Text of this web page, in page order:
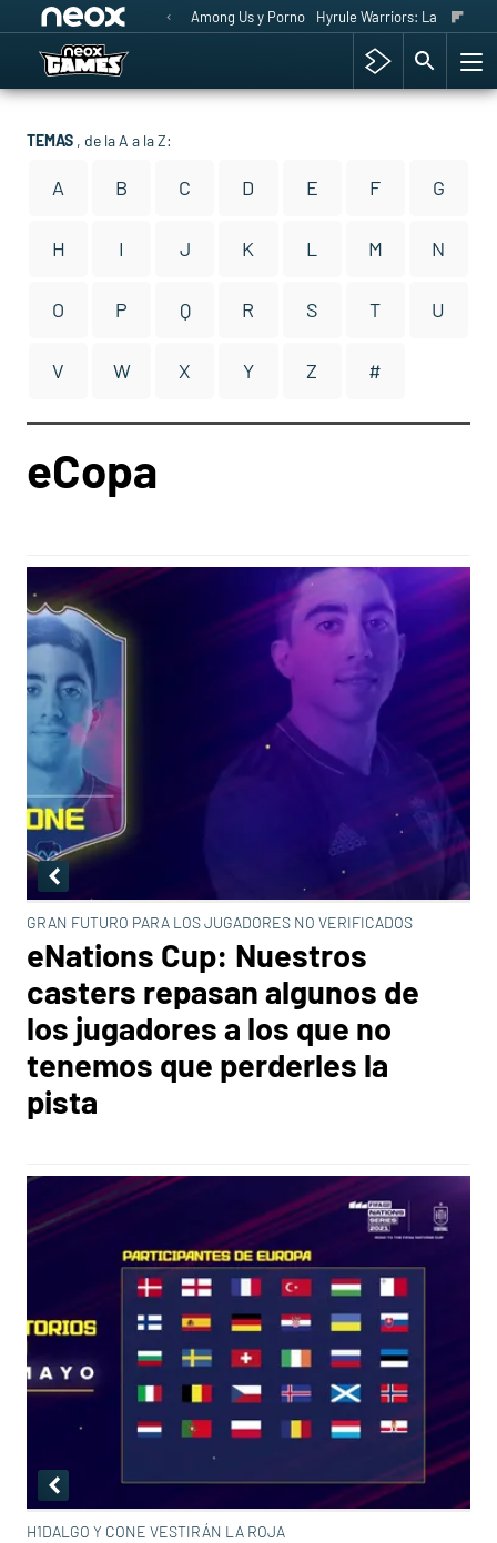
Among Us y Porno Hyrule Warriors: La Era del
TEMAS , de la A a la Z:
A B C D E F G
H I J K L M N
O P Q R S T U
V W X Y Z #
eCopa
GRAN FUTURO PARA LOS JUGADORES NO VERIFICADOS
eNations Cup: Nuestros
casters repasan algunos de
los jugadores a los que no
tenemos que perderles la
pista
H1DALGO Y CONE VESTIRÁN LA ROJA